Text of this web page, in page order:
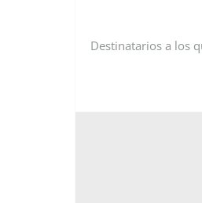
Destinatarios a los